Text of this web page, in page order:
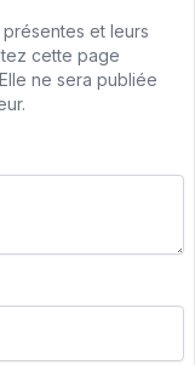
et leurs
cette page
ne sera publiée